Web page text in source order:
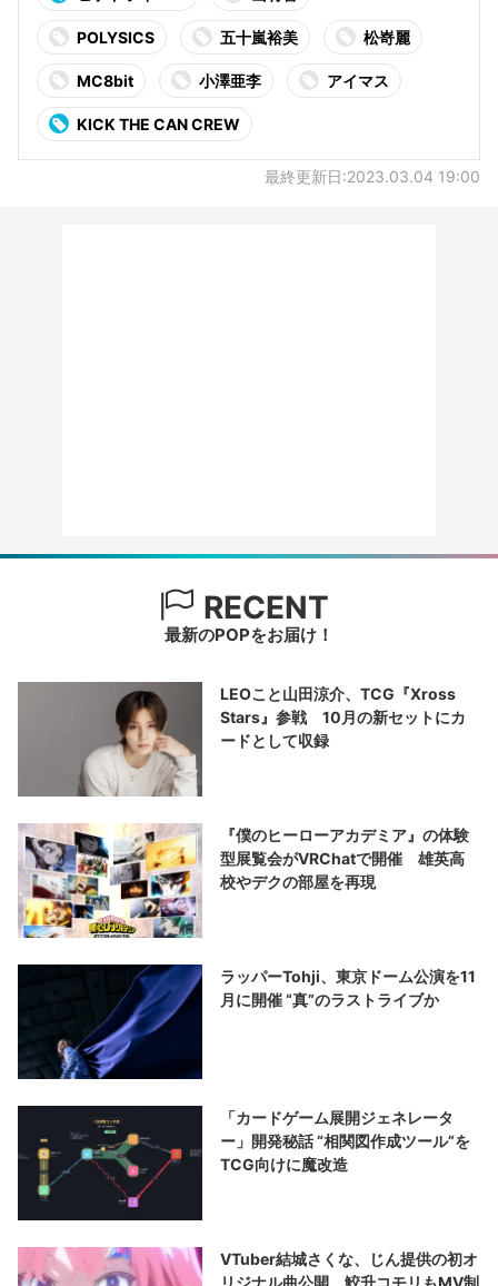
POLYSICS 五十嵐裕美 松嵜麗
MC8bit 小澤亜李 アイマス
KICK THE CAN CREW
最終更新日:2023.03.04 19:00
RECENT
最新のPOPをお届け！
LEOこと山田涼介、TCG『Xross
Stars』参戦 10月の新セットにカ
ードとして収録
『僕のヒーローアカデミア』の体験
型展覧会がVRChatで開催 雄英高
校やデクの部屋を再現
ラッパーTohji、東京ドーム公演を11
月に開催 “真”のラストライブか
「カードゲーム展開ジェネレータ
ー」開発秘話 “相関図作成ツール”を
TCG向けに魔改造
VTuber結城さくな、じん提供の初オ
リジナル曲公開 鮫升コモリもMV制